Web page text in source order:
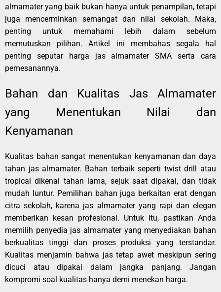
almamater yang baik bukan hanya untuk penampilan, tetapi
juga mencerminkan semangat dan nilai sekolah. Maka,
penting untuk memahami lebih dalam sebelum
memutuskan pilihan. Artikel ini membahas segala hal
penting seputar harga jas almamater SMA serta cara
pemesanannya.
Bahan dan Kualitas Jas Almamater
yang Menentukan Nilai dan
Kenyamanan
Kualitas bahan sangat menentukan kenyamanan dan daya
tahan jas almamater. Bahan terbaik seperti twist drill atau
tropical dikenal tahan lama, sejuk saat dipakai, dan tidak
mudah luntur. Pemilihan bahan juga berkaitan erat dengan
citra sekolah, karena jas almamater yang rapi dan elegan
memberikan kesan profesional. Untuk itu, pastikan Anda
memilih penyedia jas almamater yang menyediakan bahan
berkualitas tinggi dan proses produksi yang terstandar.
Kualitas menjamin bahwa jas tetap awet meskipun sering
dicuci atau dipakai dalam jangka panjang. Jangan
kompromi soal kualitas hanya demi menekan harga.